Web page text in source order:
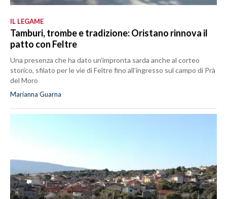
IL LEGAME
Tamburi, trombe e tradizione: Oristano rinnova il
patto con Feltre
Una presenza che ha dato un’impronta sarda anche al corteo
storico, sfilato per le vie di Feltre fino all’ingresso sul campo di Prà
del Moro
Marianna Guarna